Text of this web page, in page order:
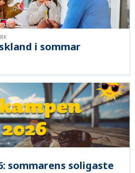
i sommar
sommarens soligaste